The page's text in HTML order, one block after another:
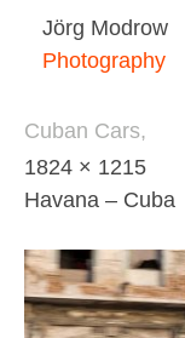
Jörg Modrow
Photography
Cuban Cars,
1824 × 1215
Havana – Cuba